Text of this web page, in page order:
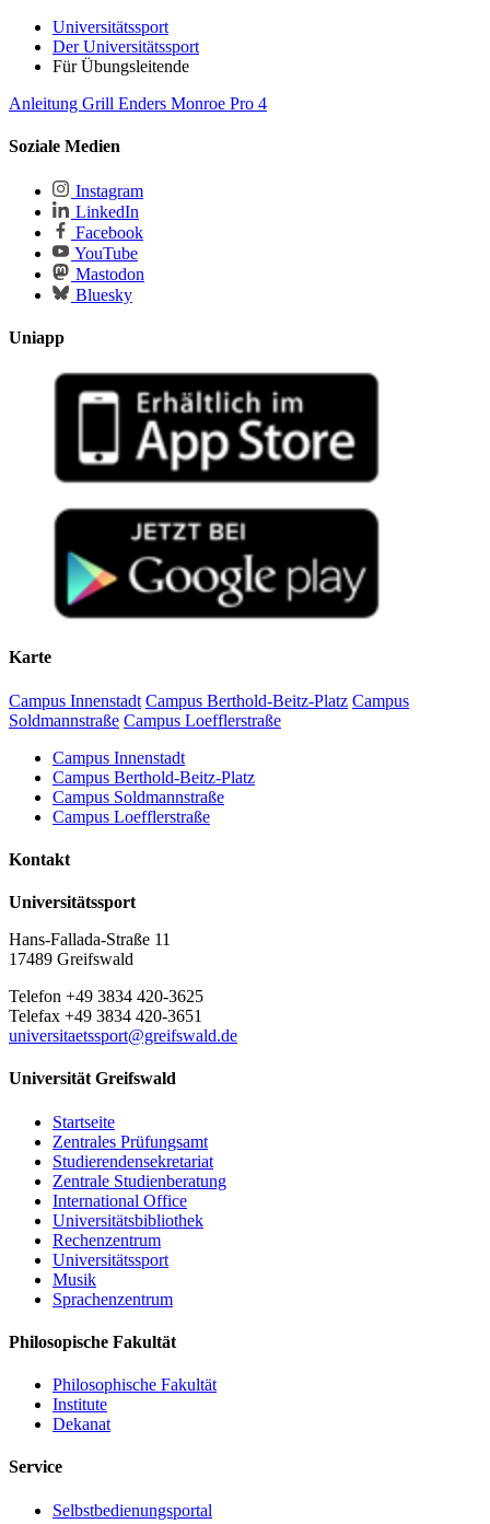
Universitätssport
Der Universitätssport
Für Übungsleitende
Anleitung Grill Enders Monroe Pro 4
Soziale Medien
Instagram
LinkedIn
Facebook
YouTube
Mastodon
Bluesky
Uniapp
Karte
Campus Innenstadt Campus Berthold-Beitz-Platz Campus
Soldmannstraße Campus Loefflerstraße
Campus Innenstadt
Campus Berthold-Beitz-Platz
Campus Soldmannstraße
Campus Loefflerstraße
Kontakt
Universitätssport
Hans-Fallada-Straße 11
17489 Greifswald
Telefon +49 3834 420-3625
Telefax +49 3834 420-3651
universitaetssport@greifswald.de
Universität Greifswald
Startseite
Zentrales Prüfungsamt
Studierendensekretariat
Zentrale Studienberatung
International Office
Universitätsbibliothek
Rechenzentrum
Universitätssport
Musik
Sprachenzentrum
Philosopische Fakultät
Philosophische Fakultät
Institute
Dekanat
Service
Selbstbedienungsportal